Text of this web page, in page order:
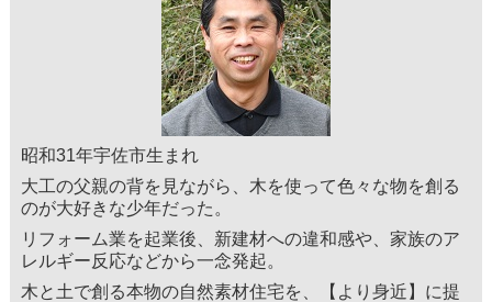
昭和31年宇佐市生まれ
大工の父親の背を見ながら、木を使って色々な物を創る
のが大好きな少年だった。
リフォーム業を起業後、新建材への違和感や、家族のア
レルギー反応などから一念発起。
木と土で創る本物の自然素材住宅を、【より身近】に提